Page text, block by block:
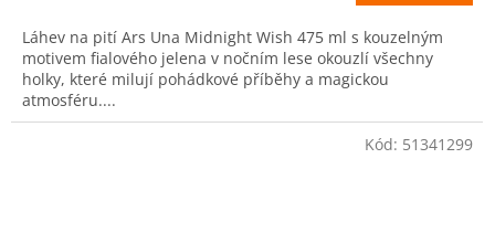
Láhev na pití Ars Una Midnight Wish 475 ml s kouzelným
motivem fialového jelena v nočním lese okouzlí všechny
holky, které milují pohádkové příběhy a magickou
atmosféru....
Kód: 51341299